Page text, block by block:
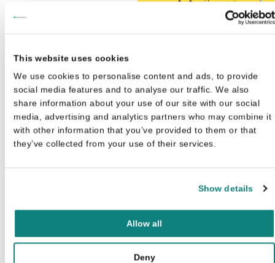
This website uses cookies
We use cookies to personalise content and ads, to provide
social media features and to analyse our traffic. We also
share information about your use of our site with our social
media, advertising and analytics partners who may combine it
with other information that you’ve provided to them or that
they’ve collected from your use of their services.
Show details
Allow all
Deny
Ik leer schrijven Stoere
€8,99